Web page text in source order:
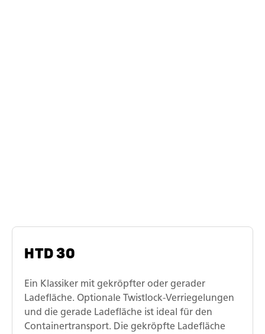
HTD 30
Ein Klassiker mit gekröpfter oder gerader
Ladefläche. Optionale Twistlock-Verriegelungen
und die gerade Ladefläche ist ideal für den
Containertransport. Die gekröpfte Ladefläche